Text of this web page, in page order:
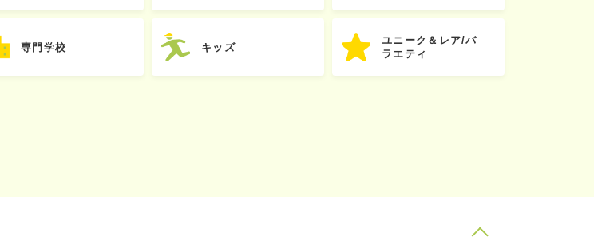
専門学校 キッズ
ユニーク＆レア/バ
ラエティ